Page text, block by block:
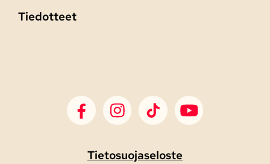
Tiedotteet
SDP Facebook
SDP Instagram
SDP TikTokSDP Youtube
Tietosuojaseloste